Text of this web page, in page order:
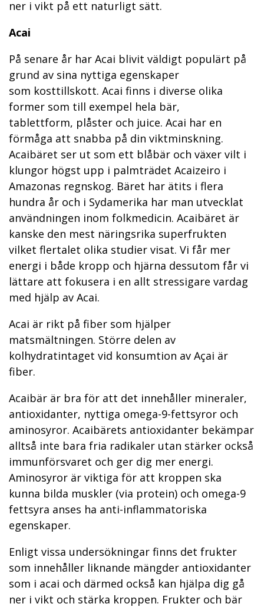
ner i vikt på ett naturligt sätt.
Acai
På senare år har Acai blivit väldigt populärt på
grund av sina nyttiga egenskaper
som kosttillskott. Acai finns i diverse olika
former som till exempel hela bär,
tablettform, plåster och juice. Acai har en
förmåga att snabba på din viktminskning.
Acaibäret ser ut som ett blåbär och växer vilt i
klungor högst upp i palmträdet Acaizeiro i
Amazonas regnskog. Bäret har ätits i flera
hundra år och i Sydamerika har man utvecklat
användningen inom folkmedicin. Acaibäret är
kanske den mest näringsrika superfrukten
vilket flertalet olika studier visat. Vi får mer
energi i både kropp och hjärna dessutom får vi
lättare att fokusera i en allt stressigare vardag
med hjälp av Acai.
Acai är rikt på fiber som hjälper
matsmältningen. Större delen av
kolhydratintaget vid konsumtion av Açai är
fiber.
Acaibär är bra för att det innehåller mineraler,
antioxidanter, nyttiga omega-9-fettsyror och
aminosyror. Acaibärets antioxidanter bekämpar
alltså inte bara fria radikaler utan stärker också
immunförsvaret och ger dig mer energi.
Aminosyror är viktiga för att kroppen ska
kunna bilda muskler (via protein) och omega-9
fettsyra anses ha anti-inflammatoriska
egenskaper.
Enligt vissa undersökningar finns det frukter
som innehåller liknande mängder antioxidanter
som i acai och därmed också kan hjälpa dig gå
ner i vikt och stärka kroppen. Frukter och bär